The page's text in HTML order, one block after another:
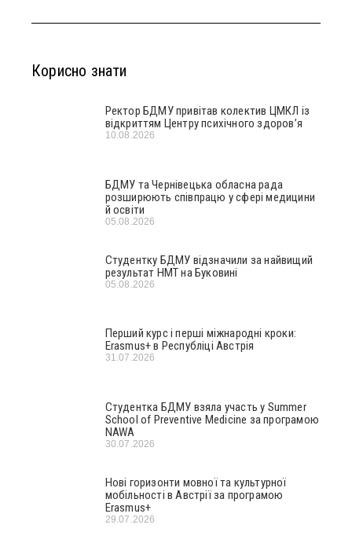
Корисно знати
Ректор БДМУ привітав колектив ЦМКЛ із
відкриттям Центру психічного здоров’я
10.08.2026
БДМУ та Чернівецька обласна рада
розширюють співпрацю у сфері медицини
й освіти
05.08.2026
Студентку БДМУ відзначили за найвищий
результат НМТ на Буковині
05.08.2026
Перший курс і перші міжнародні кроки:
Erasmus+ в Республіці Австрія
31.07.2026
Студентка БДМУ взяла участь у Summer
School of Preventive Medicine за програмою
NAWA
30.07.2026
Нові горизонти мовної та культурної
мобільності в Австрії за програмою
Erasmus+
29.07.2026